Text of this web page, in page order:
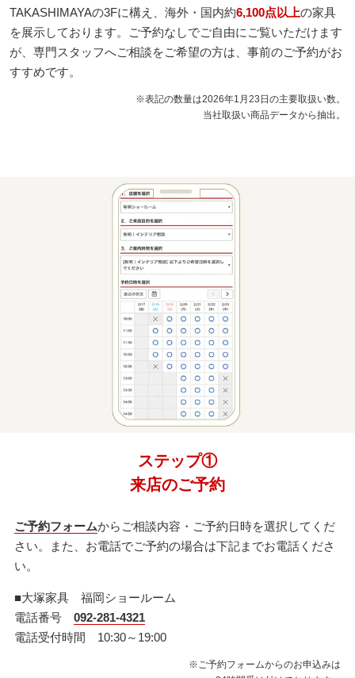
TAKASHIMAYAの3Fに構え、海外・国内約6,100点以上の家具
を展示しております。
ご予約なしでご自由にご覧いただけます
が、専門スタッフへご相談をご希望の方は、事前のご予約がお
すすめです。
※表記の数量は2026年1月23日の主要取扱い数。
当社取扱い商品データから抽出。
ステップ①
来店のご予約
ご予約フォームからご相談内容・ご予約日時を選択してくだ
さい。また、お電話でご予約の場合は下記までお電話くださ
い。
■大塚家具 福岡ショールーム
電話番号 092-281-4321
電話受付時間 10:30～19:00
※ご予約フォームからのお申込みは